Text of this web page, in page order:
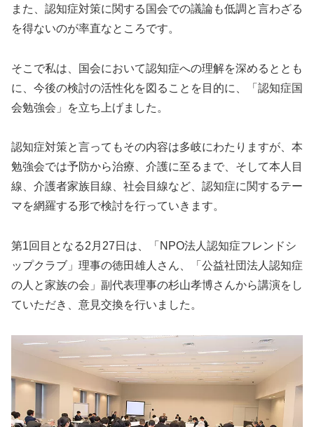
また、認知症対策に関する国会での議論も低調と言わざる
を得ないのが率直なところです。
そこで私は、国会において認知症への理解を深めるととも
に、今後の検討の活性化を図ることを目的に、「認知症国
会勉強会」を立ち上げました。
認知症対策と言ってもその内容は多岐にわたりますが、本
勉強会では予防から治療、介護に至るまで、そして本人目
線、介護者家族目線、社会目線など、認知症に関するテー
マを網羅する形で検討を行っていきます。
第1回目となる2月27日は、「NPO法人認知症フレンドシ
ップクラブ」理事の徳田雄人さん、「公益社団法人認知症
の人と家族の会」副代表理事の杉山孝博さんから講演をし
ていただき、意見交換を行いました。